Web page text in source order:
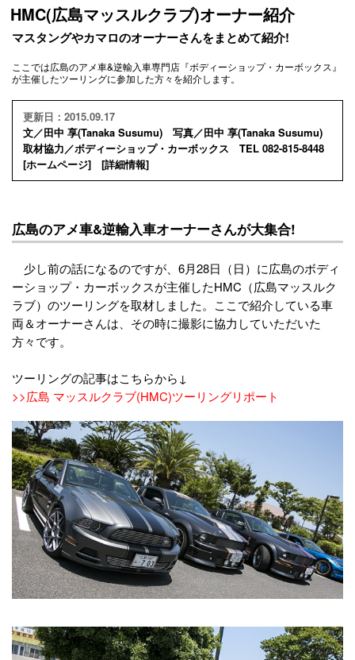
HMC(広島マッスルクラブ)オーナー紹介
マスタングやカマロのオーナーさんをまとめて紹介!
ここでは広島のアメ車&逆輸入車専門店『ボディーショップ・カーボックス』
が主催したツーリングに参加した方々を紹介します。
更新日：2015.09.17
文／田中 享(Tanaka Susumu) 写真／田中 享(Tanaka Susumu)
取材協力／ボディーショップ・カーボックス TEL 082-815-8448
[ホームページ] [詳細情報]
広島のアメ車&逆輸入車オーナーさんが大集合!
少し前の話になるのですが、6月28日（日）に広島のボディ
ーショップ・カーボックスが主催したHMC（広島マッスルク
ラブ）のツーリングを取材しました。ここで紹介している車
両＆オーナーさんは、その時に撮影に協力していただいた
方々です。
ツーリングの記事はこちらから↓
>>広島 マッスルクラブ(HMC)ツーリングリポート